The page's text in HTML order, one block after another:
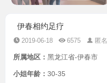
伊春相约足疗
2019-06-18 6575 匿名
所属地区： 黑龙江省-伊春市
小姐年龄： 30-35